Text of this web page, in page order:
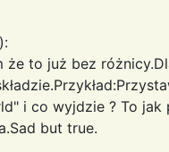
że to już bez
i co wyjdzie ? To
but true.